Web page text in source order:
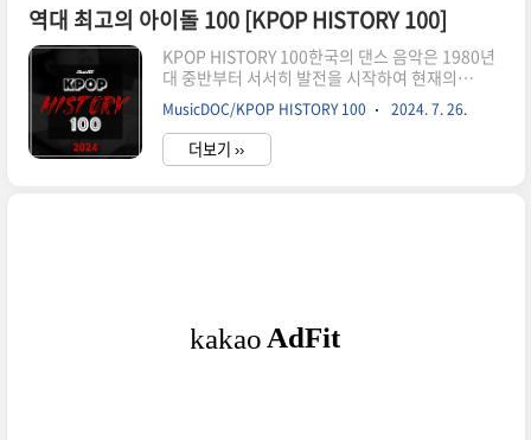
KPOP 아티스트라고 해도 과언이 아닐 것이다. 비
록 최고의 전성기를 달릴 시점에서 해외 진출을 하
는 바람에 최고점을 차지한 기간은 길지 않았지만,
이후에 한국에 복귀한 뒤에도 계속해서 적극적인
활동을 보이고 있는 김완선은 2020년대 들어서 여
러 예능을 통해 제 2의 전성기를 맞게 되었다. 음반
활동에 있어서도 꾸준함을..
역대 최고의 아이돌 100 [KPOP HISTORY 100]
KPOP HISTORY 100한국의 댄스 음악은 1980년
대 중반부터 서서히 발전을 시작하여 현재의
KPOP 아이돌 문화를 이뤄냈습니다. 어린 나이에
전문적인 트레이닝을 시작하는 것에서 시작하여 세
계적인 스타가 되어 스포트라이트를 받는 과정 모
두에 40년에 가까운 역사가 담겨 있고, 현재의
최고의 KPOP 아이돌
100'No.YEARGENSNAMEDEBU..
MusicDOC/KPOP HISTORY 100 2024. 7. 26.
더보기 ››